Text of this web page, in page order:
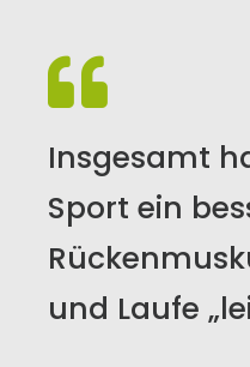
Insgesamt
Sport ein
und Laufe